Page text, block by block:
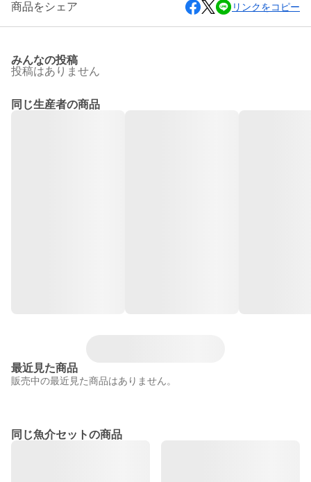
商品をシェア リンクをコピー
みんなの投稿
投稿はありません
同じ生産者の商品
最近見た商品
販売中の最近見た商品はありません。
同じ魚介セットの商品